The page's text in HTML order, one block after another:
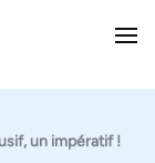
un impératif !